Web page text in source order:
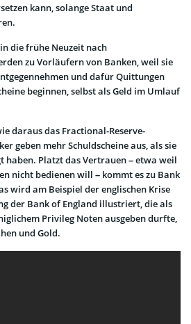
kann, solange Staat und
die frühe Neuzeit nach
zu Vorläufern von Banken, weil sie
und dafür Quittungen
beginnen, selbst als Geld im Umlauf
daraus das Fractional-Reserve-
geben mehr Schuldscheine aus, als sie
haben. Platzt das Vertrauen – etwa weil
nicht bedienen will – kommt es zu Bank
wird am Beispiel der englischen Krise
der Bank of England illustriert, die als
Privileg Noten ausgeben durfte,
und Gold.